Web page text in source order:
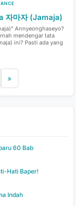
자마자 (Jamaja)
Annyeonghaseyo?
mendengar tata
ini? Pasti ada yang
»
60 Bab
Hati Baper!
Indah